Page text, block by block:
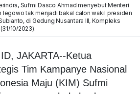
Sufmi Dasco Ahmad menyebut Menteri
legowo tak menjadi bakal calon wakil presiden
di Gedung Nusantara III, Kompleks
10/2023).
JAKARTA--Ketua
Tim Kampanye Nasional
Maju (KIM) Sufmi